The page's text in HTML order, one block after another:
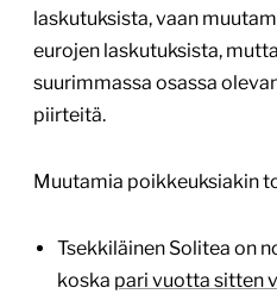
laskutuksista, vaan
eurojen laskutuksista,
suurimmassa osassa
piirteitä.
Muutamia poikkeuksiakin
Tsekkiläinen Solitea on
koska pari vuotta sitten